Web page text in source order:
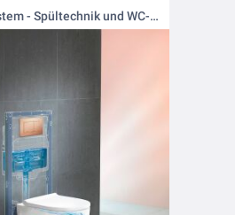
Geberit WC-System - Spültechnik und WC-Keramik optimal kombiniert